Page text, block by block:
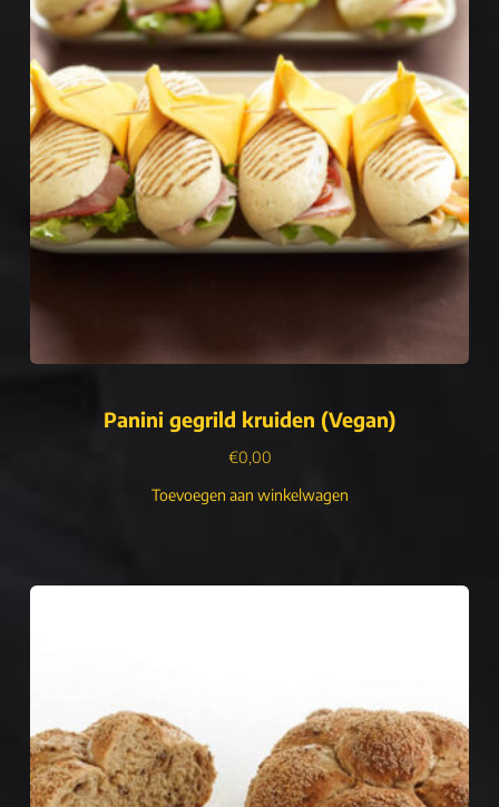
Panini gegrild kruiden (Vegan)
€0,00
Toevoegen aan winkelwagen